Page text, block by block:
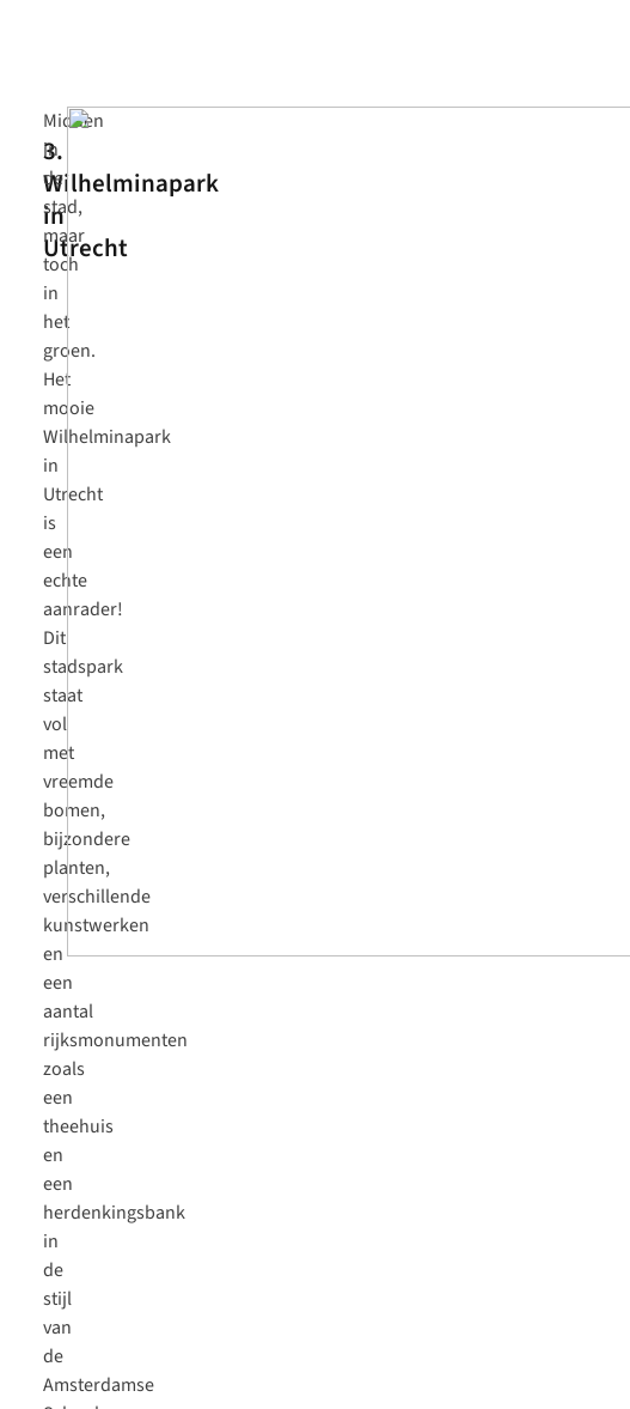
3.
Wilhelminapark
in
Utrecht
Midden
in
de
stad,
maar
toch
in
het
groen.
Het
mooie
Wilhelminapark
in
Utrecht
is
een
echte
aanrader!
Dit
stadspark
staat
vol
met
vreemde
bomen,
bijzondere
planten,
verschillende
kunstwerken
en
een
aantal
rijksmonumenten
zoals
een
theehuis
en
een
herdenkingsbank
in
de
stijl
van
de
Amsterdamse